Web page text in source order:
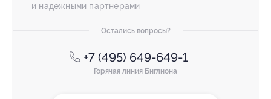
и надежными партнерами
Остались вопросы?
+7 (495) 649-649-1
Горячая линия Биглиона